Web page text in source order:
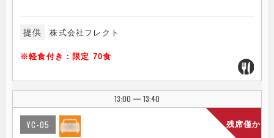
提供 株式会社フレクト
※軽食付き：限定 70食
13:00 | 13:40
残席僅か
YC-05